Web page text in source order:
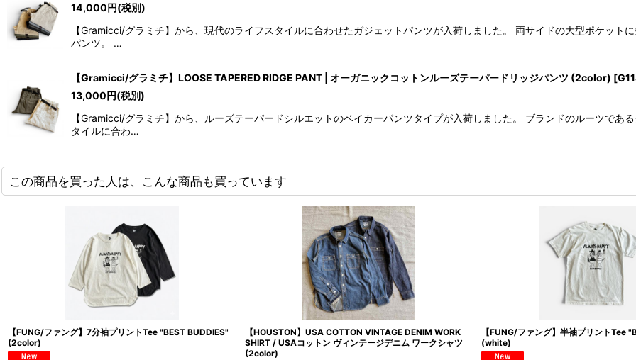
14,000円(税別)
【Gramicci/グラミチ】から、現代のライフスタイルに合わせたガジェットパンツが入荷しました。 両サイドの大型ポケット
パンツ。 …
【Gramicci/グラミチ】LOOSE TAPERED RIDGE PANT | オーガニックコットンルーズテーパードリッジパンツ (2color) [
13,000円(税別)
【Gramicci/グラミチ】から、ルーズテーパードシルエットのベイカーパンツタイプが入荷しました。 ブランドのルーツであ
タイルに合わ…
この商品を買った人は、こんな商品も買っています
【FUNG/ファング】7分袖プリントTee "BEST BUDDIES"
(2color)
【HOUSTON】USA COTTON VINTAGE DENIM WORK
SHIRT / USAコットン ヴィンテージデニム ワークシャツ
(2color)
【FUNG/ファング】半袖プリントTee
(white)